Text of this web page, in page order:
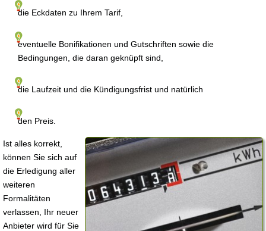
die Eckdaten zu Ihrem Tarif,
eventuelle Bonifikationen und Gutschriften sowie die
Bedingungen, die daran geknüpft sind,
die Laufzeit und die Kündigungsfrist und natürlich
den Preis.
Ist alles korrekt,
können Sie sich auf
die Erledigung aller
weiteren
Formalitäten
verlassen, Ihr neuer
Anbieter wird für Sie